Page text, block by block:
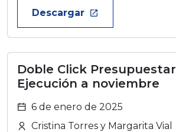
Descargar launch
Doble Click
Ejecución a noviembre
6 de enero de 2025
Cristina Torres y Margarita Vial